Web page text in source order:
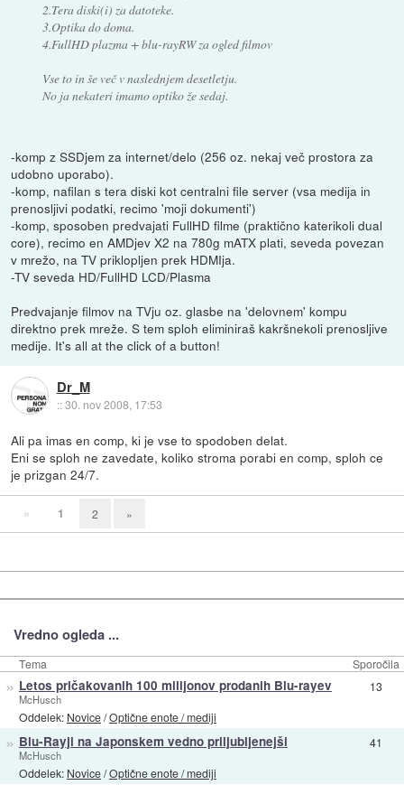
2.Tera diski(i) za datoteke.
3.Optika do doma.
4.FullHD plazma + blu-rayRW za ogled filmov
Vse to in še več v naslednjem desetletju.
No ja nekateri imamo optiko že sedaj.
-komp z SSDjem za internet/delo (256 oz. nekaj več prostora za
udobno uporabo).
-komp, nafilan s tera diski kot centralni file server (vsa medija in
prenosljivi podatki, recimo 'moji dokumenti')
-komp, sposoben predvajati FullHD filme (praktično katerikoli dual
core), recimo en AMDjev X2 na 780g mATX plati, seveda povezan
v mrežo, na TV priklopljen prek HDMIja.
-TV seveda HD/FullHD LCD/Plasma
Predvajanje filmov na TVju oz. glasbe na 'delovnem' kompu
direktno prek mreže. S tem sploh eliminiraš kakršnekoli prenosljive
medije. It's all at the click of a button!
Dr_M
::30. nov 2008, 17:53
Ali pa imas en comp, ki je vse to spodoben delat.
Eni se sploh ne zavedate, koliko stroma porabi en comp, sploh ce
je prizgan 24/7.
« 1 2 »
Vredno ogleda ...
Tema Sporočila
» Letos pričakovanih 100 milijonov prodanih Blu-rayev
McHusch
Oddelek: Novice/Optične enote / mediji
13
» Blu-Rayji na Japonskem vedno priljubljenejši
McHusch
Oddelek: Novice/Optične enote / mediji
41